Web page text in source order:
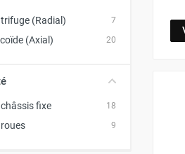
rayonnant
électrique
cassette rayonnante
au gaz
radiant tube suspendu
(Radial) 7
(Axial) 20
fixe 18
9